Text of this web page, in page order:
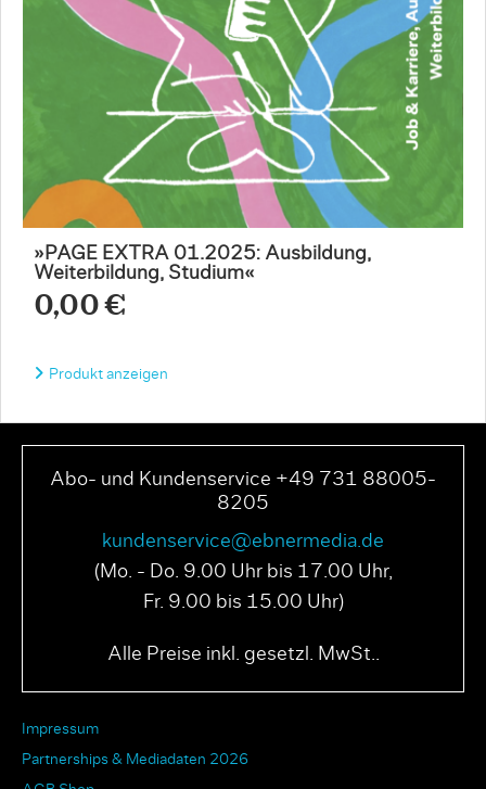
»PAGE EXTRA 01.2025: Ausbildung,
Weiterbildung, Studium«
0,00 €
Produkt anzeigen
Abo- und Kundenservice +49 731 88005-
8205
kundenservice@ebnermedia.de
(Mo. - Do. 9.00 Uhr bis 17.00 Uhr,
Fr. 9.00 bis 15.00 Uhr)
Alle Preise inkl. gesetzl. MwSt..
Impressum
Partnerships & Mediadaten 2026